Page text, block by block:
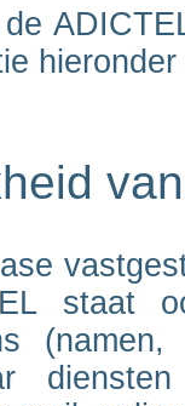
staat